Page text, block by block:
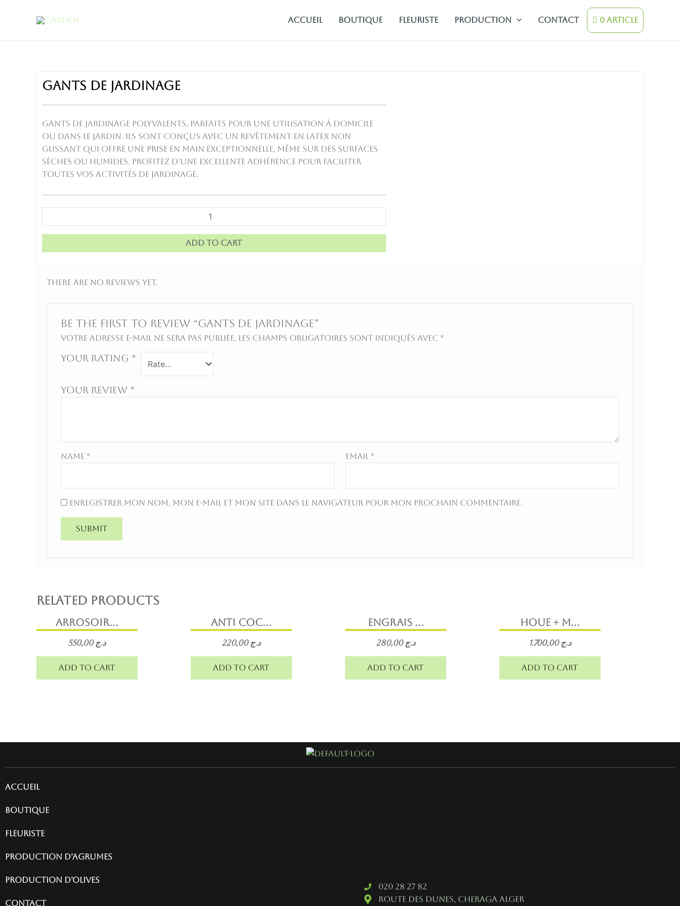
Accueil Boutique fleuriste Production contact 0 Article
GANTS DE JARDINAGE
Gants de jardinage polyvalents, parfaits pour une utilisation à domicile
ou dans le jardin. Ils sont conçus avec un revêtement en latex non
glissant qui offre une prise en main exceptionnelle, même sur des surfaces
sèches ou humides. Profitez d’une excellente adhérence pour faciliter
toutes vos activités de jardinage.
DE
JARDINAGE
Add to cart
There are no reviews yet.
Be the first to review “GANTS DE JARDINAGE”
Votre adresse e-mail ne sera pas publiée. Les champs obligatoires sont indiqués avec *
Your rating *
Your review *
Name * Email *
Enregistrer mon nom, mon e-mail et mon site dans le navigateur pour mon prochain commentaire.
Related products
Arrosoir...
د.ج550,00
Add to cart
Anti coc...
د.ج220,00
Add to cart
Engrais ...
د.ج280,00
Add to cart
Houe + m...
د.ج1.700,00
Add to cart
Accueil
Boutique
fleuriste
Production d’agrumes
Production d’olives
contact
020 28 27 82
Route des dunes, cheraga alger